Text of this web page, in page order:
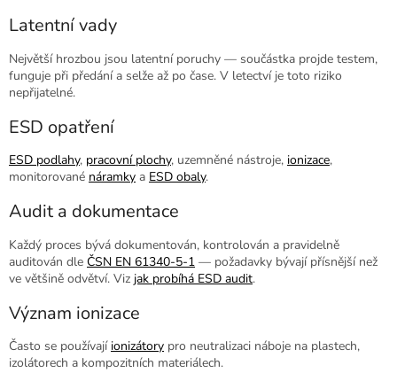
Latentní vady
Největší hrozbou jsou latentní poruchy — součástka projde testem,
funguje při předání a selže až po čase. V letectví je toto riziko
nepřijatelné.
ESD opatření
ESD podlahy, pracovní plochy, uzemněné nástroje, ionizace,
monitorované náramky a ESD obaly.
Audit a dokumentace
Každý proces bývá dokumentován, kontrolován a pravidelně
auditován dle ČSN EN 61340-5-1 — požadavky bývají přísnější než
ve většině odvětví. Viz jak probíhá ESD audit.
Význam ionizace
Často se používají ionizátory pro neutralizaci náboje na plastech,
izolátorech a kompozitních materiálech.